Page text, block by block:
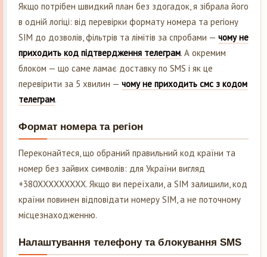
Якщо потрібен швидкий план без здогадок, я зібрала його
в одній логіці: від перевірки формату номера та регіону
SIM до дозволів, фільтрів та лімітів за спробами — чому не
приходить код підтвердження телеграм. А окремим
блоком — що саме ламає доставку по SMS і як це
перевірити за 5 хвилин — чому не приходить смс з кодом
телеграм.
Формат номера та регіон
Переконайтеся, що обраний правильний код країни та
номер без зайвих символів: для України вигляд
+380XXXXXXXXX. Якщо ви переїхали, а SIM залишили, код
країни повинен відповідати номеру SIM, а не поточному
місцезнаходженню.
Налаштування телефону та блокування SMS